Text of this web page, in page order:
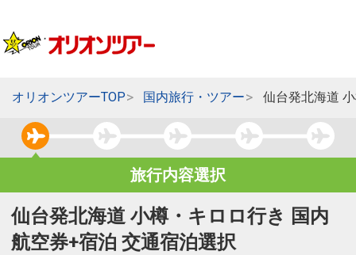
オリオンツアーTOP 国内旅行・ツアー 仙台発北海道
旅行内容選択
仙台発北海道 小樽・キロロ行き 国内
航空券+宿泊 交通宿泊選択